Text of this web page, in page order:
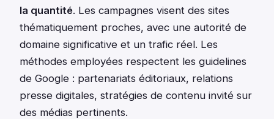
la quantité. Les campagnes visent des sites
thématiquement proches, avec une autorité de
domaine significative et un trafic réel. Les
méthodes employées respectent les guidelines
de Google : partenariats éditoriaux, relations
presse digitales, stratégies de contenu invité sur
des médias pertinents.